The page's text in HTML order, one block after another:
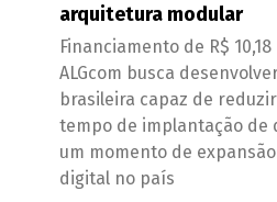
arquitetura modular
Financiamento de R$
ALGcom busca
brasileira capaz de
tempo de implantação de
um momento de
digital no país